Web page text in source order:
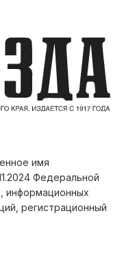
имя
Федеральной
информационных
регистрационный